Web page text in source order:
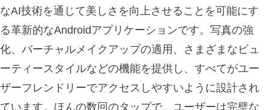
なAI技術を通じて美しさを向上させることを可能にす
る革新的なAndroidアプリケーションです。写真の強
化、バーチャルメイクアップの適用、さまざまなビュ
ーティースタイルなどの機能を提供し、すべてがユー
ザーフレンドリーでアクセスしやすいように設計され
ています。ほんの数回のタップで、ユーザーは完璧な